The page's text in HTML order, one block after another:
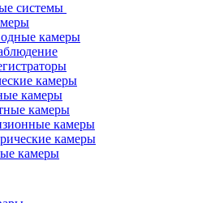
системы
камеры
камеры
камеры
камеры
камеры
камеры
камеры